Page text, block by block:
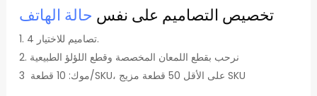
تخصيص التصاميم على نفس حالة الهاتف
1. 4 تصاميم للاختيار.
2. نرحب بقطع اللمعان المخصصة وقطع اللؤلؤ الطبيعية
3 موك: 10 قطعة/SKU، على الأقل 50 قطعة مزيج SKU